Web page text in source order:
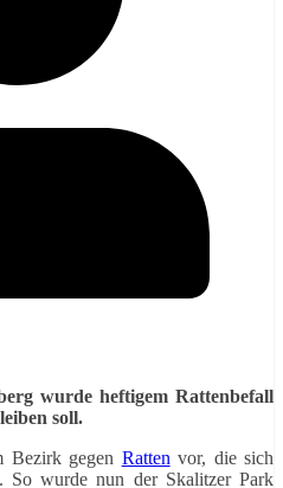
wurde heftigem Rattenbefall
soll.
Bezirk gegen Ratten vor, die sich
So wurde nun der Skalitzer Park